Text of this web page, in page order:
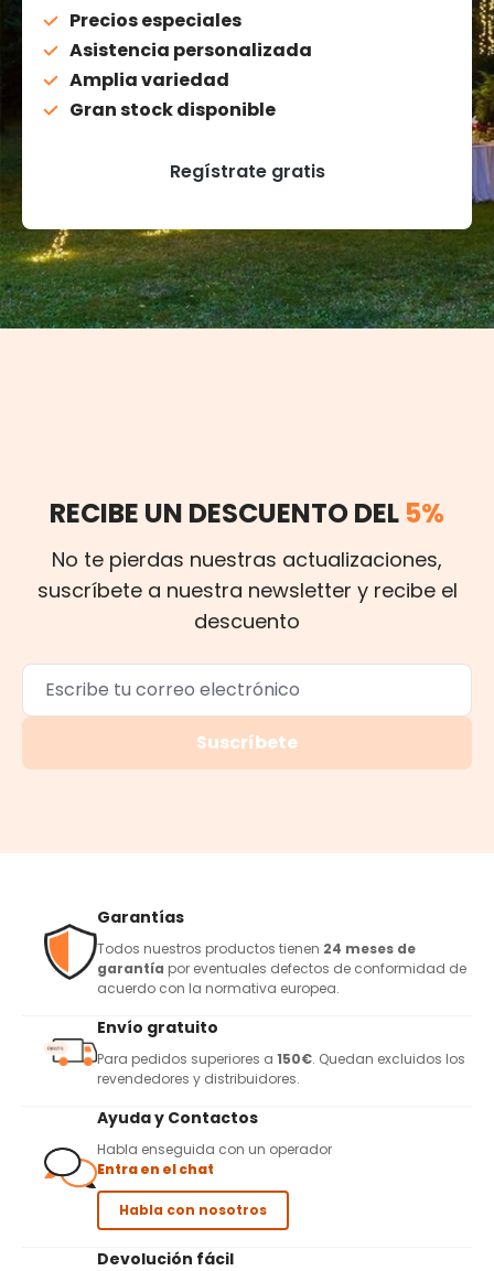
Precios especiales
Asistencia personalizada
Amplia variedad
Gran stock disponible
Regístrate gratis
RECIBE UN DESCUENTO DEL 5%
No te pierdas nuestras actualizaciones,
suscríbete a nuestra newsletter y recibe el
descuento
Suscríbete
Garantías
Todos nuestros productos tienen 24 meses de
garantía por eventuales defectos de conformidad de
acuerdo con la normativa europea.
Envío gratuito
Para pedidos superiores a 150€. Quedan excluidos los
revendedores y distribuidores.
Ayuda y Contactos
Habla enseguida con un operador
Entra en el chat
Habla con nosotros
Devolución fácil